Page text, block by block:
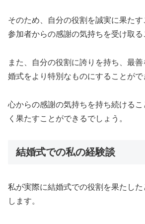
そのため、自分の役割を誠実に果た
参加者からの感謝の気持ちを受け取る
また、自分の役割に誇りを持ち、最
婚式をより特別なものにすることがで
心からの感謝の気持ちを持ち続ける
く果たすことができるでしょう。
結婚式での私の経験談
私が実際に結婚式での役割を果たし
します。